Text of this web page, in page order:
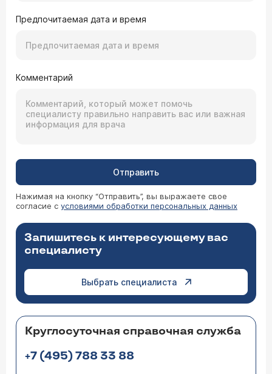
Предпочитаемая дата и время
Комментарий
Отправить
Нажимая на кнопку “Отправить”, вы выражаете свое
согласие с условиями обработки персональных данных
Запишитесь к интересующему вас
специалисту
Выбрать специалиста
Круглосуточная справочная служба
+7 (495) 788 33 88